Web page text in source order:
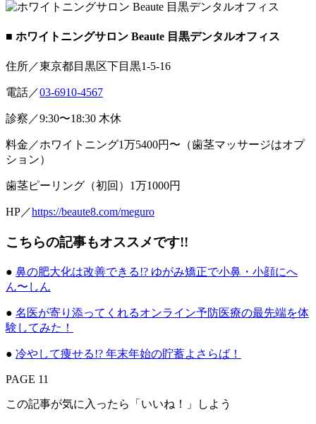
■ ホワイトニングサロン Beaute 目黒デンタルオフィス
住所／東京都目黒区下目黒1-5-16
電話／03-6910-4567
診察／9:30〜18:30 木休
料金／ホワイトニング1万5400円〜（歯茎マッサージはオプ
ション）
歯茎ピーリング（初回）1万1000円
HP／https://beaute8.com/meguro
こちらの記事もオススメです!!
● 鼻の肥大化は改善できる!? ゆがみ矯正で小鼻・小顔にへ
ん〜しん
● 名医が寄り添ってくれるオンライン予防医療の最先端を体
験してみた！
● 冷やして痩せる!? 年末年始の貯蓄よさらば！
PAGE 11
この記事が気に入ったら「いいね！」しよう